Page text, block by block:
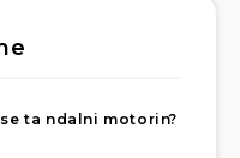
ta ndalni motorin?